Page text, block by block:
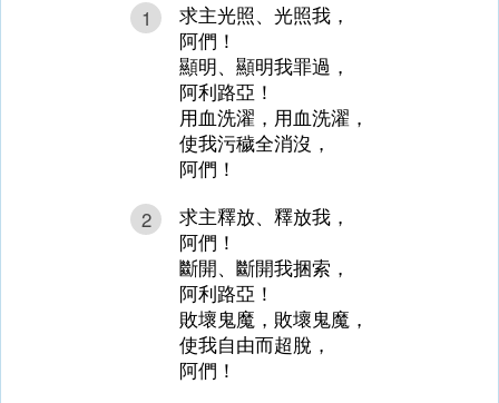
1
求主光照、光照我，
阿們！
顯明、顯明我罪過，
阿利路亞！
用血洗濯，用血洗濯，
使我污穢全消沒，
阿們！
2
求主釋放、釋放我，
阿們！
斷開、斷開我捆索，
阿利路亞！
敗壞鬼魔，敗壞鬼魔，
使我自由而超脫，
阿們！